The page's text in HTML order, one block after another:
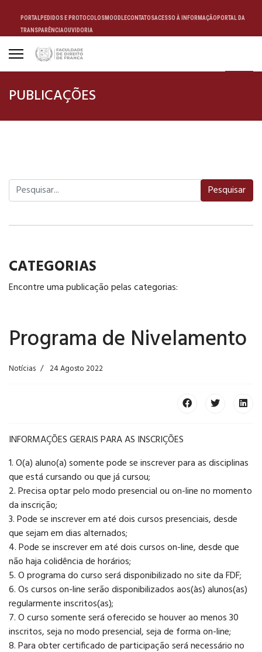
PORTALPEDIDOS E PROTOCOLOSMOODLECONTATOSACESSO À INFORMAÇÃO PORTAL DA
TRANSPARÊNCIAOUVIDORIA
PUBLICAÇÕES
Pesquisar Pesquisar
CATEGORIAS
Encontre uma publicação pelas categorias:
Programa de Nivelamento
Notícias 24 Agosto 2022
INFORMAÇÕES GERAIS PARA AS INSCRIÇÕES
1. O(a) aluno(a) somente pode se inscrever para as disciplinas
que está cursando ou que já cursou;
2. Precisa optar pelo modo presencial ou on-line no momento
da inscrição;
3. Pode se inscrever em até dois cursos presenciais, desde
que sejam em dias alternados;
4. Pode se inscrever em até dois cursos on-line, desde que
não haja colidência de horários;
5. O programa do curso será disponibilizado no site da FDF;
6. Os cursos on-line serão disponibilizados aos(às) alunos(as)
regularmente inscritos(as);
7. O curso somente será oferecido se houver ao menos 30
inscritos, seja no modo presencial, seja de forma on-line;
8. Para obter certificado de participação será necessário no